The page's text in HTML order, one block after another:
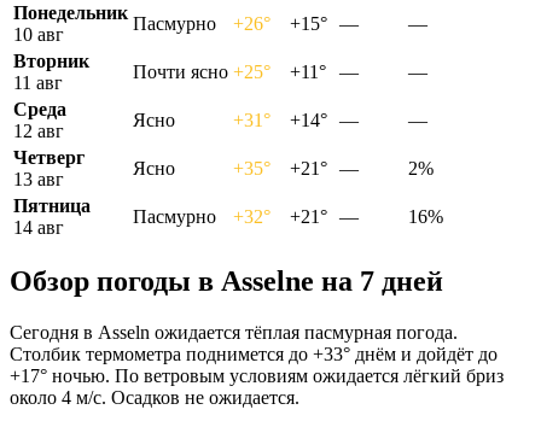
Понедельник
10 авг
Пасмурно +26° +15° —
—
Вторник
11 авг
Почти ясно +25° +11° —
—
Среда
12 авг
Ясно +31° +14° —
—
Четверг
13 авг
Ясно +35° +21° —
2%
Пятница
14 авг
Пасмурно +32° +21° — 16%
Обзор погоды в Asselnе на 7 дней
Сегодня в Asseln ожидается тёплая пасмурная погода.
Столбик термометра поднимется до +33° днём и дойдёт до
+17° ночью. По ветровым условиям ожидается лёгкий бриз
около 4 м/с. Осадков не ожидается.